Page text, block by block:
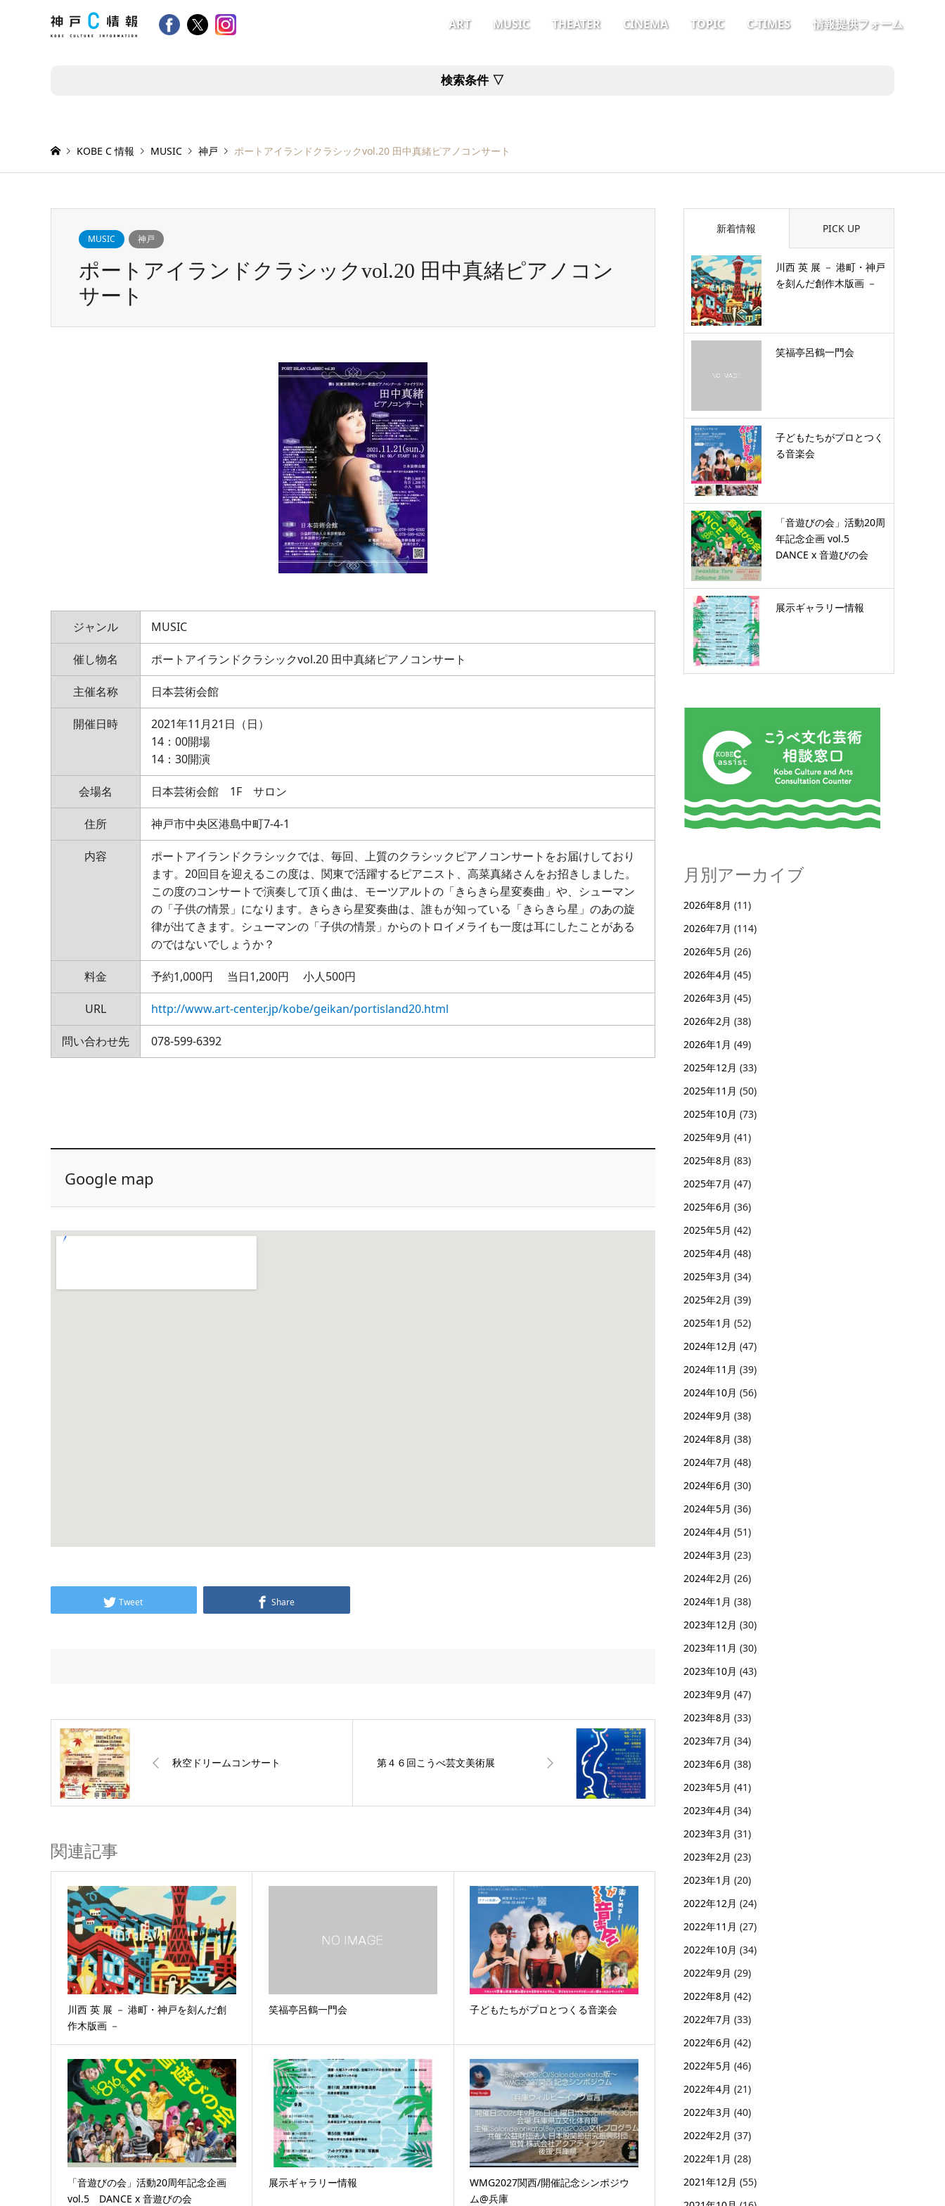
ART MUSIC THEATER CINEMA TOPIC C-TIMES 情報提供フォーム
検索条件 ▽
KOBE C 情報 MUSIC 神戸 ポートアイランドクラシックvol.20 田中真緒ピアノコンサート
MUSIC 神戸
ポートアイランドクラシックvol.20 田中真緒ピアノコン
サート
ジャンル MUSIC
催し物名 ポートアイランドクラシックvol.20 田中真緒ピアノコンサート
主催名称 日本芸術会館
開催日時
2021年11月21日（日）
14：00開場
14：30開演
会場名 日本芸術会館 1F サロン
住所 神戸市中央区港島中町7-4-1
内容
ポートアイランドクラシックでは、毎回、上質のクラシックピアノコンサートをお届けしており
ます。20回目を迎えるこの度は、関東で活躍するピアニスト、高菜真緒さんをお招きしました。
この度のコンサートで演奏して頂く曲は、モーツアルトの「きらきら星変奏曲」や、シューマン
の「子供の情景」になります。きらきら星変奏曲は、誰もが知っている「きらきら星」のあの旋
律が出てきます。シューマンの「子供の情景」からのトロイメライも一度は耳にしたことがある
のではないでしょうか？
料金 予約1,000円 当日1,200円 小人500円
URL http://www.art-center.jp/kobe/geikan/portisland20.html
問い合わせ先 078-599-6392
Google map
Tweet Share
秋空ドリームコンサート 第４６回こうべ芸文美術展
関連記事
川西 英 展 － 港町・神戸を刻んだ創
作木版画 －
笑福亭呂鶴一門会 子どもたちがプロとつくる音楽会
「音遊びの会」活動20周年記念企画
vol.5 DANCE x 音遊びの会
展示ギャラリー情報
WMG2027関西/開催記念シンポジウ
ム@兵庫
新着情報 PICK UP
川西 英 展 － 港町・神戸
を刻んだ創作木版画 －
笑福亭呂鶴一門会
子どもたちがプロとつく
る音楽会
「音遊びの会」活動20周
年記念企画 vol.5
DANCE x 音遊びの会
展示ギャラリー情報
月別アーカイブ
2026年8月 (11)
2026年7月 (114)
2026年5月 (26)
2026年4月 (45)
2026年3月 (45)
2026年2月 (38)
2026年1月 (49)
2025年12月 (33)
2025年11月 (50)
2025年10月 (73)
2025年9月 (41)
2025年8月 (83)
2025年7月 (47)
2025年6月 (36)
2025年5月 (42)
2025年4月 (48)
2025年3月 (34)
2025年2月 (39)
2025年1月 (52)
2024年12月 (47)
2024年11月 (39)
2024年10月 (56)
2024年9月 (38)
2024年8月 (38)
2024年7月 (48)
2024年6月 (30)
2024年5月 (36)
2024年4月 (51)
2024年3月 (23)
2024年2月 (26)
2024年1月 (38)
2023年12月 (30)
2023年11月 (30)
2023年10月 (43)
2023年9月 (47)
2023年8月 (33)
2023年7月 (34)
2023年6月 (38)
2023年5月 (41)
2023年4月 (34)
2023年3月 (31)
2023年2月 (23)
2023年1月 (20)
2022年12月 (24)
2022年11月 (27)
2022年10月 (34)
2022年9月 (29)
2022年8月 (42)
2022年7月 (33)
2022年6月 (42)
2022年5月 (46)
2022年4月 (21)
2022年3月 (40)
2022年2月 (37)
2022年1月 (28)
2021年12月 (55)